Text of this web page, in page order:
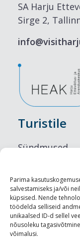
Parima
salvestamiseks ja/või
küpsised. Nende
töödelda selliseid
unikaalsed ID-d sellel
nõusoleku
võimalusi.
SA Harju
Sirge 2,
Turistile
Sündmused
Visit Tallinn